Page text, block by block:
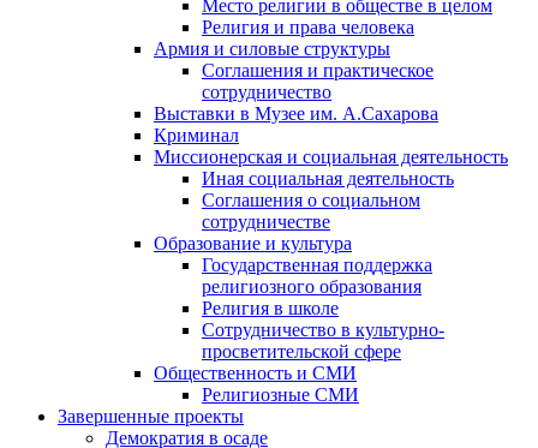
Место религии в обществе в целом
Религия и права человека
Армия и силовые структуры
Соглашения и практическое
сотрудничество
Выставки в Музее им. А.Сахарова
Криминал
Миссионерская и социальная деятельность
Иная социальная деятельность
Соглашения о социальном
сотрудничестве
Образование и культура
Государственная поддержка
религиозного образования
Религия в школе
Сотрудничество в культурно-
просветительской сфере
Общественность и СМИ
Религиозные СМИ
Завершенные проекты
Демократия в осаде